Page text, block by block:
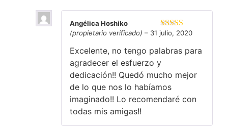
Valorado en
Angélica Hoshiko
(propietario verificado) – 31 julio, 2020
Excelente, no tengo palabras para
agradecer el esfuerzo y
dedicación!! Quedó mucho mejor
de lo que nos lo habíamos
imaginado!! Lo recomendaré con
todas mis amigas!!